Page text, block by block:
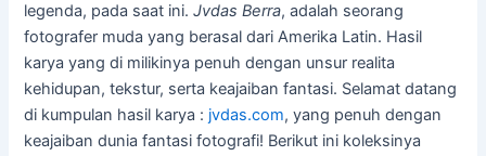
legenda, pada saat ini.Jvdas Berra, adalah seorang
fotografer muda yang berasal dari Amerika Latin. Hasil
karya yang di milikinya penuh dengan unsur realita
kehidupan, tekstur, serta keajaiban fantasi. Selamat datang
di kumpulan hasil karya : jvdas.com, yang penuh dengan
keajaiban dunia fantasi fotografi! Berikut ini koleksinya